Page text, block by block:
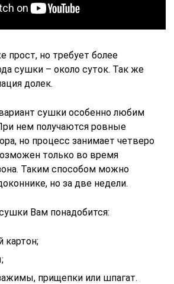
прост, но требует более
сушки – около суток. Так же
долек.
сушки особенно любим
нем получаются ровные
но процесс занимает четверо
только во время
Таким способом можно
но за две недели.
Вам понадобится:
картон;
прищепки или шпагат.